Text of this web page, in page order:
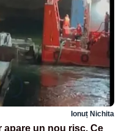
Ionuț Nichita
apare un nou risc. Ce